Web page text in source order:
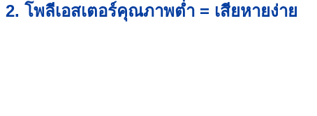
2. โพลีเอสเตอร์คุณภาพต่ำ = เสียหายง่าย